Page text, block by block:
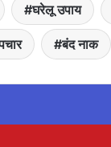
घरेलू उपाय
बंद नाक